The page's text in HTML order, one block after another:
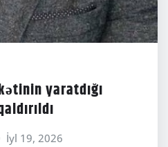
yaratdığı
İyl 19, 2026